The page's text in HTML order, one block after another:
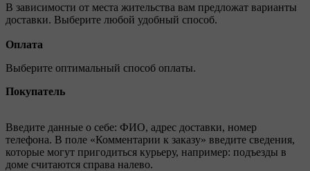
В зависимости от места жительства вам предложат варианты
доставки. Выберите любой удобный способ.
Оплата
Выберите оптимальный способ оплаты.
Покупатель
Введите данные о себе: ФИО, адрес доставки, номер
телефона. В поле «Комментарии к заказу» введите сведения,
которые могут пригодиться курьеру, например: подъезды в
доме считаются справа налево.